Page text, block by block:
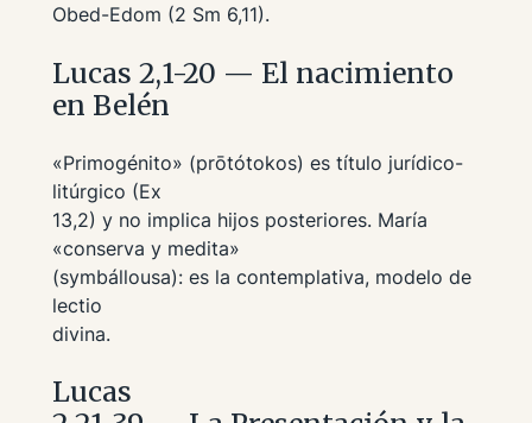
Obed-Edom (2 Sm 6,11).
Lucas 2,1-20 — El nacimiento
en Belén
«Primogénito» (prōtótokos) es título jurídico-
litúrgico (Ex
13,2) y no implica hijos posteriores. María
«conserva y medita»
(symbállousa): es la contemplativa, modelo de
lectio
divina.
Lucas